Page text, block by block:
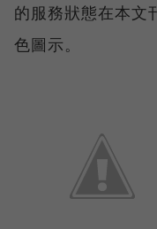
的服務狀態在本文
色圖示。